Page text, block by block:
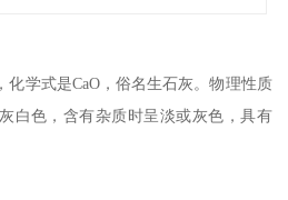
学式是CaO，俗名生石灰。物理性质
白色，含有杂质时呈淡或灰色，具有